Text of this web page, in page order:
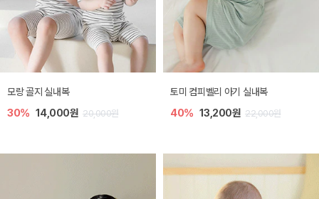
모랑 골지 실내복
30% 14,000원 20,000원
토미 컴피벨리 아기 실내복
40% 13,200원 22,000원